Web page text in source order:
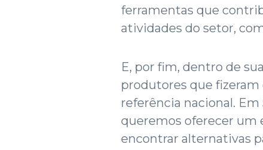
ferramentas que
atividades do setor,
E, por fim, dentro de
produtores que fizeram
referência nacional.
queremos oferecer um
encontrar alternativas